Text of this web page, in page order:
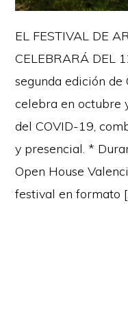
EL FESTIVAL DE
CELEBRARÁ DEL
segunda edición de
celebra en octubre
del COVID-19,
y presencial. *
Open House
festival en formato